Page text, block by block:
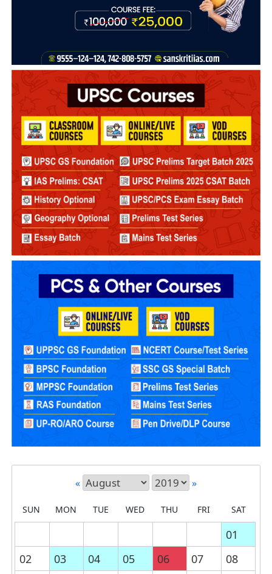
« »
SUN MON TUE WED THU FRI SAT
01
02
03 04 05 06 07
08